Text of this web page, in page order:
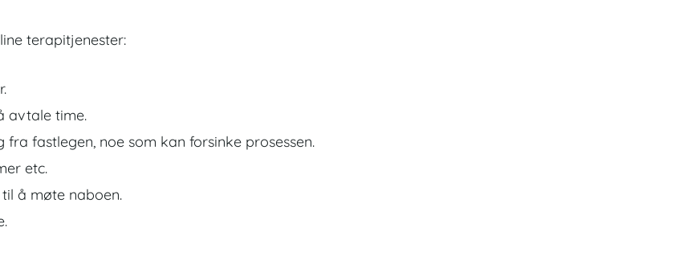
terapitjenester:
avtale time.
fastlegen, noe som kan forsinke prosessen.
etc.
å møte naboen.